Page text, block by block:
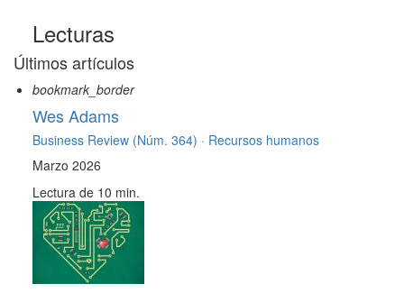
Lecturas
Últimos artículos
bookmark_border
Wes Adams
Business Review (Núm. 364) · Recursos humanos
Marzo 2026
Lectura de 10 min.